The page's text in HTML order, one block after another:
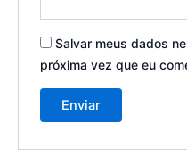
Salvar meus dados
próxima vez que eu